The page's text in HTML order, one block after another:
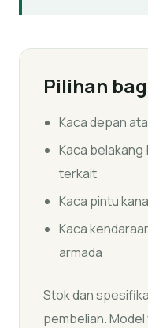
Pilihan
Kaca depan
Kaca
terkait
Kaca pintu
Kaca
armada
Stok dan
pembelian.